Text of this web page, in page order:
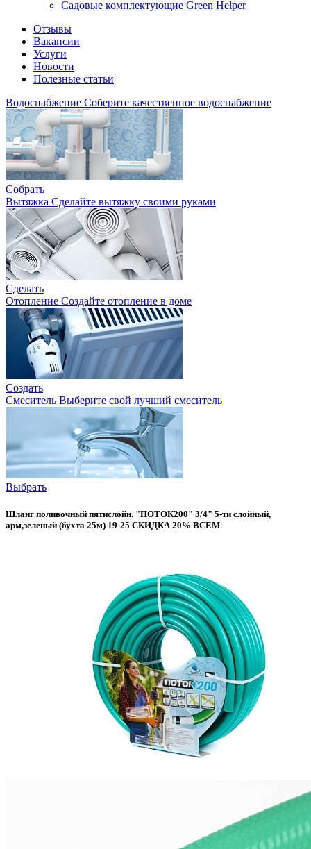
Садовые комплектующие Green Helper
Отзывы
Вакансии
Услуги
Новости
Полезные статьи
Водоснабжение Соберите качественное водоснабжение
Собрать
Вытяжка Сделайте вытяжку своими руками
Сделать
Отопление Создайте отопление в доме
Создать
Смеситель Выберите свой лучший смеситель
Выбрать
Шланг поливочный пятислойн. "ПОТОК200" 3/4" 5-ти слойный,
арм,зеленый (бухта 25м) 19-25 СКИДКА 20% ВСЕМ